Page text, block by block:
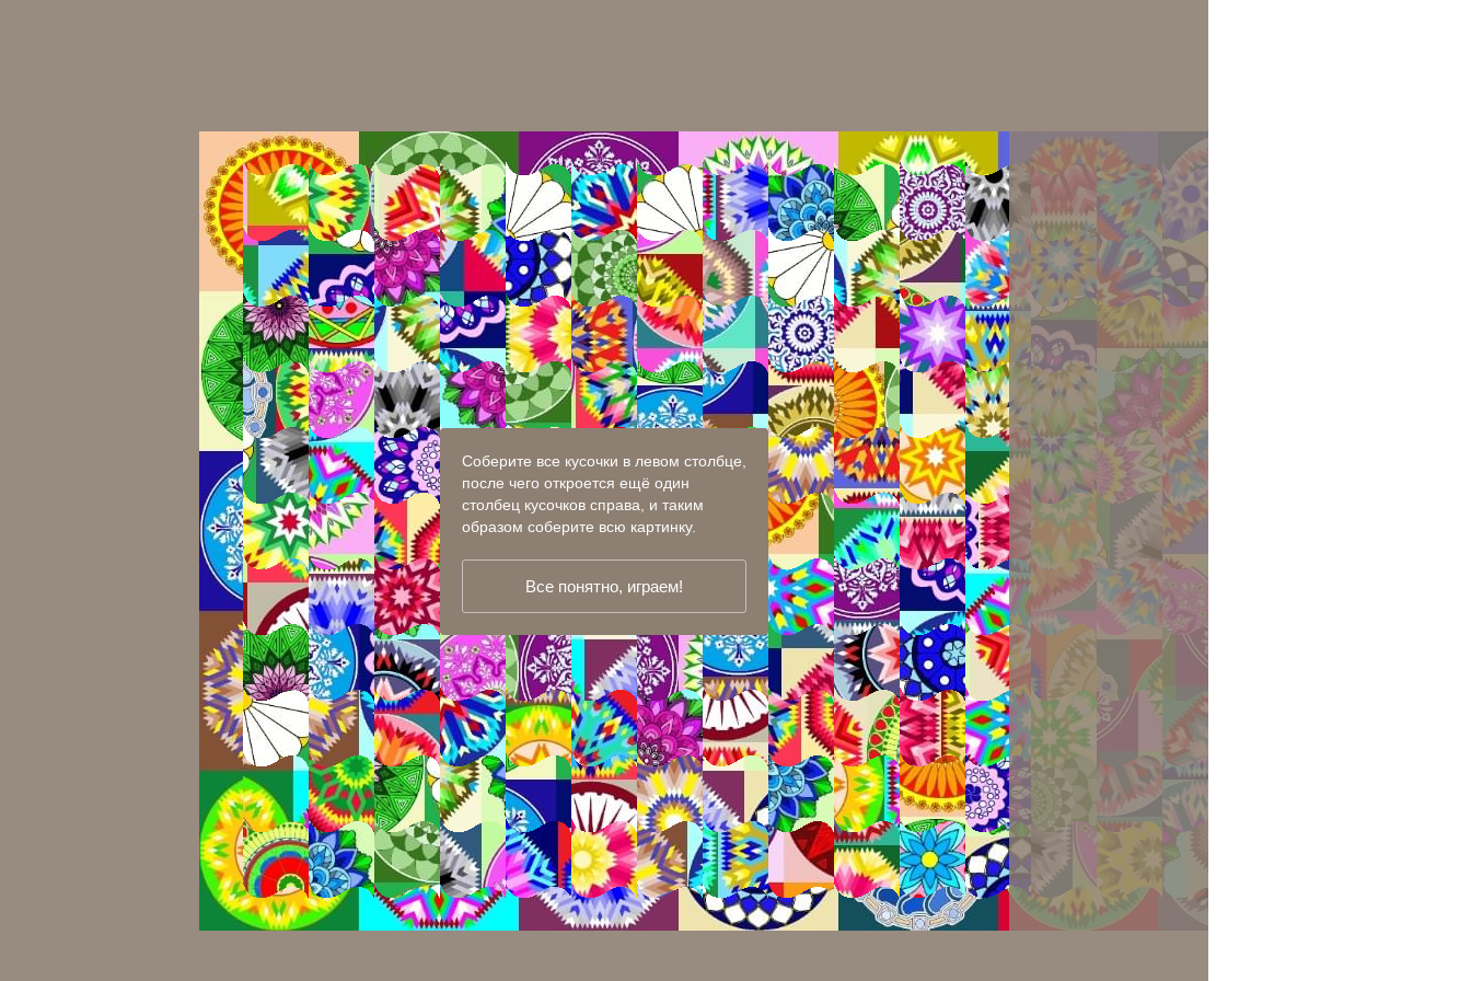
Панорама № 8020421 10 5.0 99
Соберите все кусочки в левом столбце,
после чего откроется ещё один
столбец кусочков справа, и таким
образом соберите всю картинку.
Все понятно, играем!